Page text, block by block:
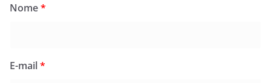
Nome*
E-mail*